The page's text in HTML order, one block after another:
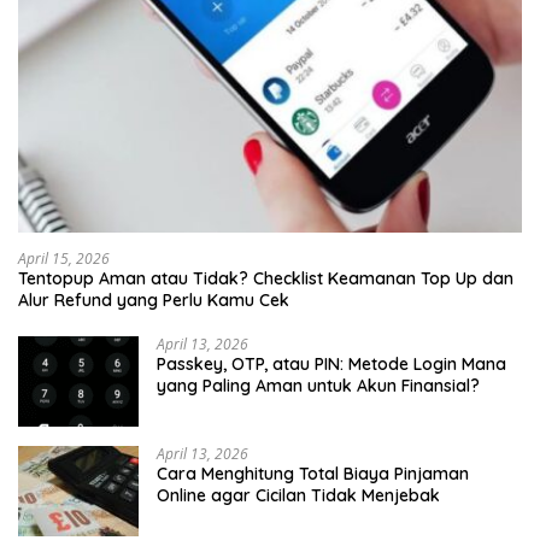
April 15, 2026
Tentopup Aman atau Tidak? Checklist Keamanan Top Up dan
Alur Refund yang Perlu Kamu Cek
April 13, 2026
Passkey, OTP, atau PIN: Metode Login Mana
yang Paling Aman untuk Akun Finansial?
April 13, 2026
Cara Menghitung Total Biaya Pinjaman
Online agar Cicilan Tidak Menjebak